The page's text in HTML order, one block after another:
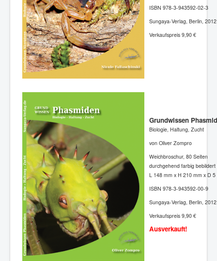
ISBN 978-3-943592-02-3
Sungaya-Verlag, Berlin, 2012
Verkaufspreis 9,90 €
Grundwissen
Biologie, Haltung, Zucht
von Oliver Zompro
Weichbroschur, 80 Seiten
durchgehend farbig bebildert
L 148 mm x H 210 mm x D
ISBN 978-3-943592-00-9
Sungaya-Verlag, Berlin, 2012
Verkaufspreis 9,90 €
Ausverkauft!